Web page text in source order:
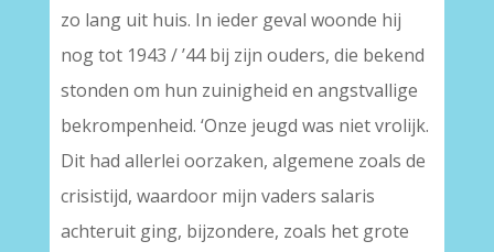
zo lang uit huis. In ieder geval woonde hij
nog tot 1943 / ’44 bij zijn ouders, die bekend
stonden om hun zuinigheid en angstvallige
bekrompenheid. ‘Onze jeugd was niet vrolijk.
Dit had allerlei oorzaken, algemene zoals de
crisistijd, waardoor mijn vaders salaris
achteruit ging, bijzondere, zoals het grote